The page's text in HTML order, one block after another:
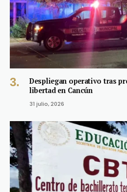
Despliegan operativo tras
libertad en Cancún
31 julio, 2026